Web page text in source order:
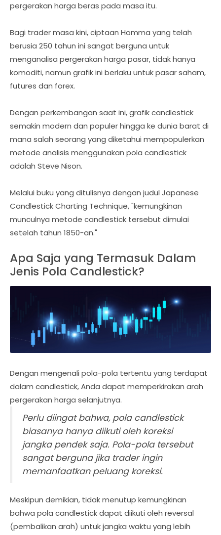
pergerakan harga beras pada masa itu.
Bagi trader masa kini, ciptaan Homma yang telah
berusia 250 tahun ini sangat berguna untuk
menganalisa pergerakan harga pasar, tidak hanya
komoditi, namun grafik ini berlaku untuk pasar saham,
futures dan forex.
Dengan perkembangan saat ini, grafik candlestick
semakin modern dan populer hingga ke dunia barat di
mana salah seorang yang diketahui mempopulerkan
metode analisis menggunakan pola candlestick
adalah Steve Nison.
Melalui buku yang ditulisnya dengan judul Japanese
Candlestick Charting Technique, "kemungkinan
munculnya metode candlestick tersebut dimulai
setelah tahun 1850-an."
Apa Saja yang Termasuk Dalam
Jenis Pola Candlestick?
Dengan mengenali pola-pola tertentu yang terdapat
dalam candlestick, Anda dapat memperkirakan arah
pergerakan harga selanjutnya.
Perlu diingat bahwa, pola candlestick
biasanya hanya diikuti oleh koreksi
jangka pendek saja. Pola-pola tersebut
sangat berguna jika trader ingin
memanfaatkan peluang koreksi.
Meskipun demikian, tidak menutup kemungkinan
bahwa pola candlestick dapat diikuti oleh reversal
(pembalikan arah) untuk jangka waktu yang lebih